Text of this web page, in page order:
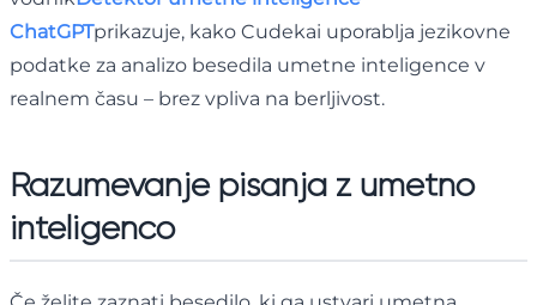
ChatGPTprikazuje, kako Cudekai uporablja jezikovne
podatke za analizo besedila umetne inteligence v
realnem času – brez vpliva na berljivost.
Razumevanje pisanja z umetno
inteligenco